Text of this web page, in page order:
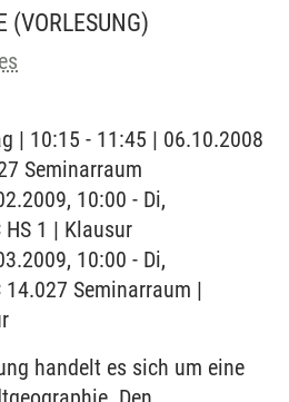
(VORLESUNG)
| 10:15 - 11:45 | 06.10.2008
Seminarraum
10:00 - Di,
1 | Klausur
10:00 - Di,
Seminarraum |
handelt es sich um eine